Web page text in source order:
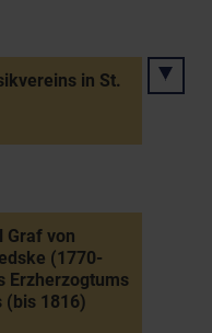
in St.
Graf von
(1770-
Erzherzogtums
(bis 1816)